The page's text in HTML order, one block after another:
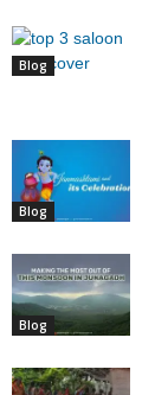
Blog
Blog
Blog